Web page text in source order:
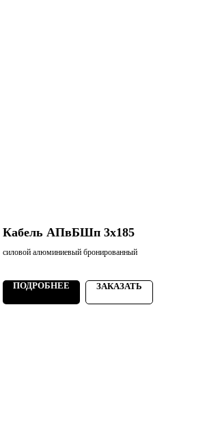
Кабель АПвБШп 3х185
силовой алюминиевый бронированный
ПОДРОБНЕЕ ЗАКАЗАТЬ